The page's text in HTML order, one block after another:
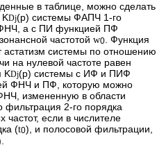
в таблице, можно сделать
KDj(p) системы ФАПЧ 1-го
а с ПИ функцией ПФ
частотойw0
. Функция
системы по отношению
на нулевой частоте равен
KDj(p) системы с ИФ и ПИФ
ФНЧ и ПФ, которую можно
измененную в области
фильтрация 2-го порядка
если в числителе
(t0), и полосовой фильтрации,